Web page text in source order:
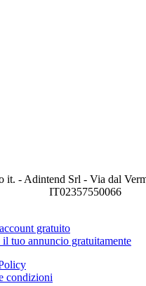
it. - Adintend Srl - Via dal
IT02357550066
gratuito
tuo annuncio gratuitamente
condizioni